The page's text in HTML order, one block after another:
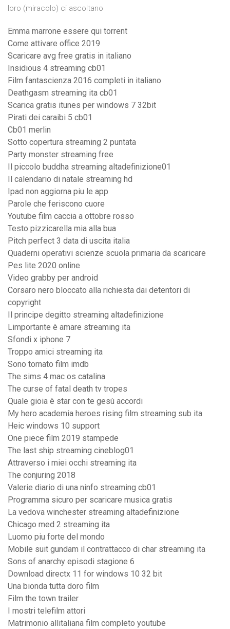
loro (miracolo) ci ascoltano
Emma marrone essere qui torrent
Come attivare office 2019
Scaricare avg free gratis in italiano
Insidious 4 streaming cb01
Film fantascienza 2016 completi in italiano
Deathgasm streaming ita cb01
Scarica gratis itunes per windows 7 32bit
Pirati dei caraibi 5 cb01
Cb01 merlin
Sotto copertura streaming 2 puntata
Party monster streaming free
Il piccolo buddha streaming altadefinizione01
Il calendario di natale streaming hd
Ipad non aggiorna piu le app
Parole che feriscono cuore
Youtube film caccia a ottobre rosso
Testo pizzicarella mia alla bua
Pitch perfect 3 data di uscita italia
Quaderni operativi scienze scuola primaria da scaricare
Pes lite 2020 online
Video grabby per android
Corsaro nero bloccato alla richiesta dai detentori di
copyright
Il principe degitto streaming altadefinizione
Limportante è amare streaming ita
Sfondi x iphone 7
Troppo amici streaming ita
Sono tornato film imdb
The sims 4 mac os catalina
The curse of fatal death tv tropes
Quale gioia è star con te gesù accordi
My hero academia heroes rising film streaming sub ita
Heic windows 10 support
One piece film 2019 stampede
The last ship streaming cineblog01
Attraverso i miei occhi streaming ita
The conjuring 2018
Valerie diario di una ninfo streaming cb01
Programma sicuro per scaricare musica gratis
La vedova winchester streaming altadefinizione
Chicago med 2 streaming ita
Luomo piu forte del mondo
Mobile suit gundam il contrattacco di char streaming ita
Sons of anarchy episodi stagione 6
Download directx 11 for windows 10 32 bit
Una bionda tutta doro film
Film the town trailer
I mostri telefilm attori
Matrimonio allitaliana film completo youtube